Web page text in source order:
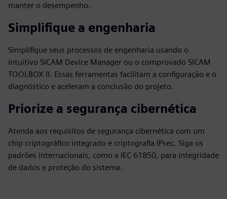
manter o desempenho.
Simplifique a engenharia
Simplifique seus processos de engenharia usando o
intuitivo SICAM Device Manager ou o comprovado SICAM
TOOLBOX II. Essas ferramentas facilitam a configuração e o
diagnóstico e aceleram a conclusão do projeto.
Priorize a segurança cibernética
Atenda aos requisitos de segurança cibernética com um
chip criptográfico integrado e criptografia IPsec. Siga os
padrões internacionais, como a IEC 61850, para integridade
de dados e proteção do sistema.